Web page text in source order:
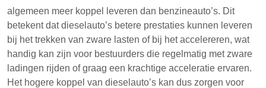
algemeen meer koppel leveren dan benzineauto’s. Dit
betekent dat dieselauto’s betere prestaties kunnen leveren
bij het trekken van zware lasten of bij het accelereren, wat
handig kan zijn voor bestuurders die regelmatig met zware
ladingen rijden of graag een krachtige acceleratie ervaren.
Het hogere koppel van dieselauto’s kan dus zorgen voor